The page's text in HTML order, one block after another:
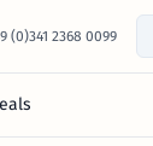
(0)341 2368 0099